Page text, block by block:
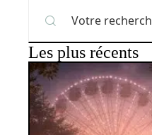
Les plus récents